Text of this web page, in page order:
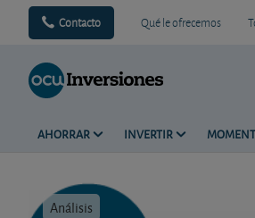
Contacto Qué le ofrecemos
AHORRAR INVERTIR
Análisis